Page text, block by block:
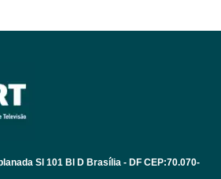
Sl 101 Bl D Brasília - DF CEP:70.070-